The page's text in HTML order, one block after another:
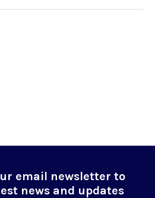
email newsletter to
news and updates